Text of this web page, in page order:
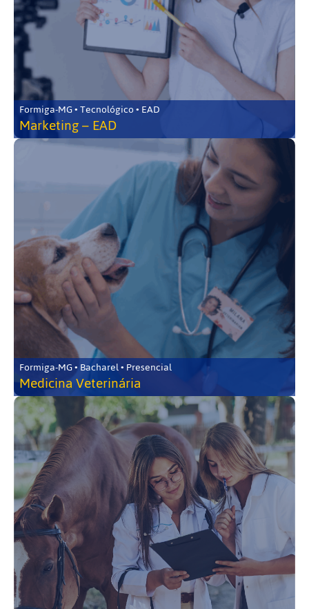
Formiga-MG • Tecnológico • EAD
Marketing – EAD
Formiga-MG • Bacharel • Presencial
Medicina Veterinária